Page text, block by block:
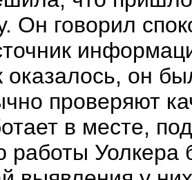
Он говорил
оказалось, он
проверяют
в месте,
Уолкера